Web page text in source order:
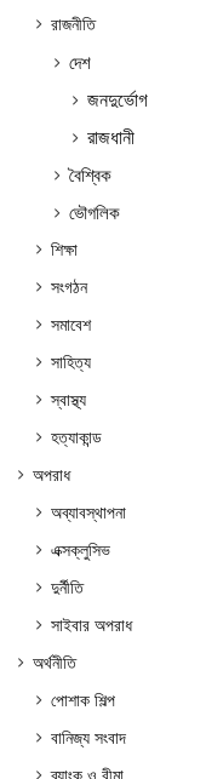
রাজনীতি
দেশ
জনদুর্ভোগ
রাজধানী
বৈশ্বিক
ভৌগলিক
শিক্ষা
সংগঠন
সমাবেশ
সাহিত্য
স্বাস্থ্য
হত্যাকান্ড
অপরাধ
অব্যাবস্থাপনা
এক্সক্লুসিভ
দুর্নীতি
সাইবার অপরাধ
অর্থনীতি
পোশাক শিল্প
বানিজ্য সংবাদ